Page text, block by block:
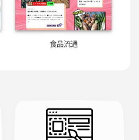
食品流通